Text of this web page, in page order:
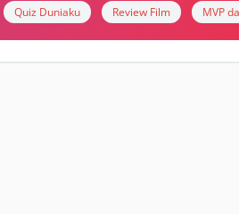
Quiz Duniaku Review Film MVP